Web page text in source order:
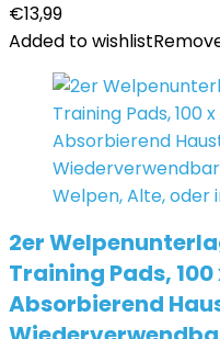
€13,99
Added to wishlist
2er
Training Pads,
Absorbierend